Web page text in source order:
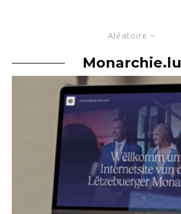
Aléatoire
Monarchie.lu